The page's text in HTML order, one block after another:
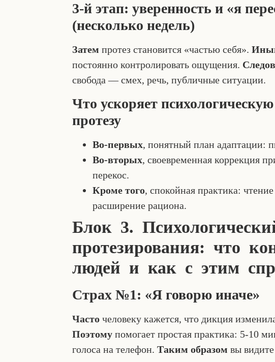
3-й этап: уверенность и «я
(несколько недель)
Затем протез становится «частью себя».
постоянно контролировать ощущения.
свобода — смех, речь, публичные ситуации.
Что ускоряет
протезу
Во-первых, понятный план адаптации:
Во-вторых, своевременная коррекция
перекос.
Кроме того, спокойная практика:
расширение рациона.
Блок 3.
протезирования: что
людей и как с этим
Страх №1: «Я говорю иначе»
Часто человеку кажется, что дикция
Поэтому помогает простая практика: 5-10
голоса на телефон. Таким образом вы